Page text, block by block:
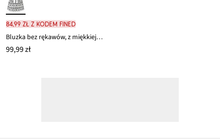
84,99 zł z kodem FINED
Bluzka bez rękawów, z miękkiej wiskozy
99,99 zł